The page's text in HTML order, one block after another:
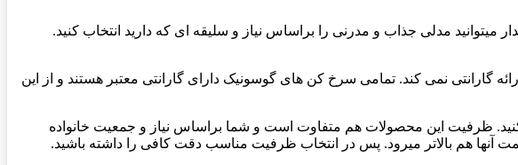
مدلی جذاب و مدرنی را براساس نیاز و سلیقه ای که دارید انتخاب کنید.
گارانتی نمی کند. تمامی سرخ کن های گوسونیک دارای گارانتی معتبر هستند و از این
کنید. ظرفیت این محصولات هم متفاوت است و شما براساس نیاز و جمعیت خانواده
آنها هم بالاتر میرود. پس در انتخاب ظرفیت مناسب دقت کافی را داشته باشید.